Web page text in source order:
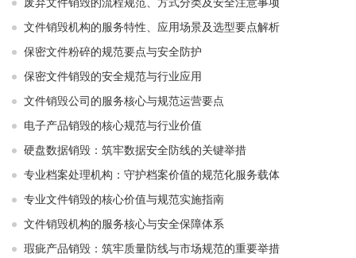
文件销毁机构的服务特性、应用场景及选型要点解析
保密文件粉碎的规范要点与安全防护
保密文件销毁的安全规范与行业应用
文件销毁公司的服务核心与规范运营要点
电子产品销毁的核心规范与行业价值
硬盘数据销毁：筑牢数据安全防线的关键举措
专业档案处理机构：守护档案价值的规范化服务载体
专业文件销毁的核心价值与规范实施指南
文件销毁机构的服务核心与安全保障体系
瑕疵产品销毁：筑牢质量防线与市场规范的重要举措